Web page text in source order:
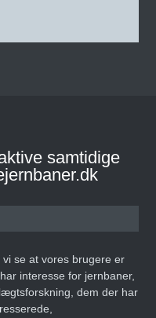
samtidige
se at vores brugere er
interesse for jernbaner,
dem der har